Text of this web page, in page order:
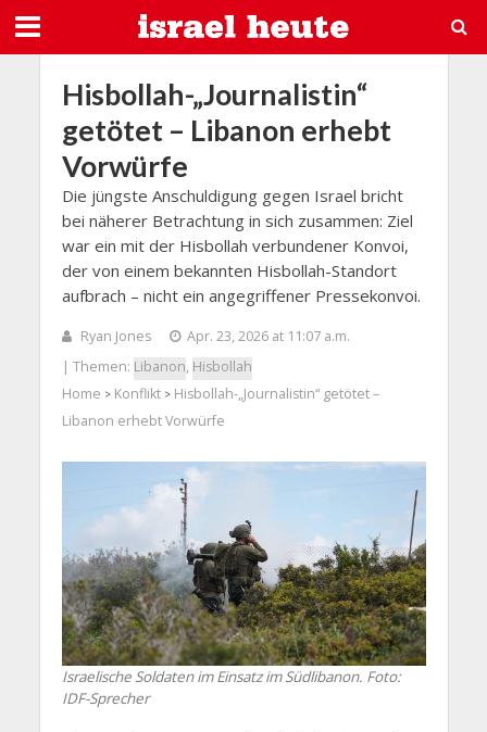
Hisbollah-„Journalistin“
getötet – Libanon erhebt
Vorwürfe
Die jüngste Anschuldigung gegen Israel bricht
bei näherer Betrachtung in sich zusammen: Ziel
war ein mit der Hisbollah verbundener Konvoi,
der von einem bekannten Hisbollah-Standort
aufbrach – nicht ein angegriffener Pressekonvoi.
Ryan Jones
Apr. 23, 2026 at 11:07 a.m.
| Themen: Libanon, Hisbollah
Home > Konflikt> Hisbollah-„Journalistin“ getötet –
Libanon erhebt Vorwürfe
Israelische Soldaten im Einsatz im Südlibanon. Foto:
IDF-Sprecher